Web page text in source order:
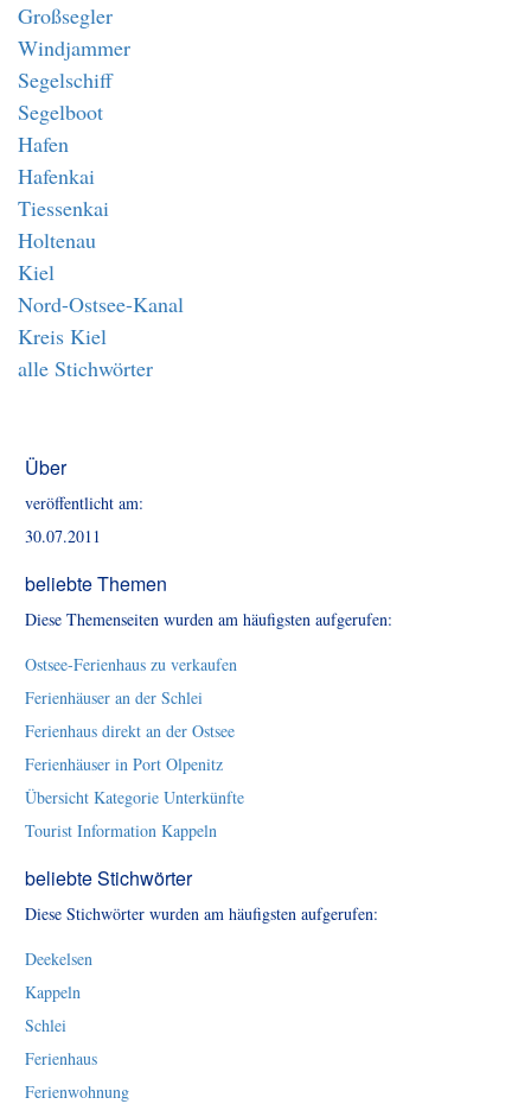
Großsegler
Windjammer
Segelschiff
Segelboot
Hafen
Hafenkai
Tiessenkai
Holtenau
Kiel
Nord-Ostsee-Kanal
Kreis Kiel
alle Stichwörter
Über
veröffentlicht am:
30.07.2011
beliebte Themen
Diese Themenseiten wurden am häufigsten aufgerufen:
Ostsee-Ferienhaus zu verkaufen
Ferienhäuser an der Schlei
Ferienhaus direkt an der Ostsee
Ferienhäuser in Port Olpenitz
Übersicht Kategorie Unterkünfte
Tourist Information Kappeln
beliebte Stichwörter
Diese Stichwörter wurden am häufigsten aufgerufen:
Deekelsen
Kappeln
Schlei
Ferienhaus
Ferienwohnung